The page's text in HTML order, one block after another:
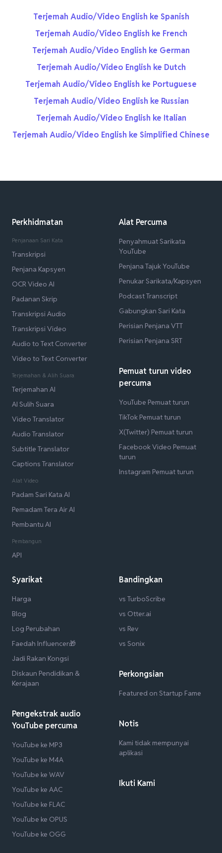
Terjemah Audio/Video English ke Spanish
Terjemah Audio/Video English ke French
Terjemah Audio/Video English ke German
Terjemah Audio/Video English ke Dutch
Terjemah Audio/Video English ke Portuguese
Terjemah Audio/Video English ke Russian
Terjemah Audio/Video English ke Italian
Terjemah Audio/Video English ke Simplified Chinese
Perkhidmatan
Penjanaan Sari Kata
Transkripsi
Penjana Kapsyen
OCR Video AI
Padanan Skrip
Transkripsi Audio
Transkripsi Video
Audio to Text Converter
Video to Text Converter
Terjemahan & Alih Suara
Terjemahan AI
AI Sulih Suara
Video Translator
Audio Translator
Subtitle Translator
Captions Translator
Alat Video
Padam Sari Kata AI
Pemadam Tera Air AI
Pembantu AI
Pembangun
API
Alat Percuma
Penyahmuat Sarikata
YouTube
Penjana Tajuk YouTube
Penukar Sarikata/Kapsyen
Podcast Transcript
Gabungkan Sari Kata
Perisian Penjana VTT
Perisian Penjana SRT
Pemuat turun video
percuma
YouTube Pemuat turun
TikTok Pemuat turun
X(Twitter) Pemuat turun
Facebook Video Pemuat
turun
Instagram Pemuat turun
Syarikat
Harga
Blog
Log Perubahan
Faedah Influencer🎁
Jadi Rakan Kongsi
Diskaun Pendidikan &
Kerajaan
Pengekstrak audio
YouTube percuma
YouTube ke MP3
YouTube ke M4A
YouTube ke WAV
YouTube ke AAC
YouTube ke FLAC
YouTube ke OPUS
YouTube ke OGG
Bandingkan
vs TurboScribe
vs Otter.ai
vs Rev
vs Sonix
Perkongsian
Featured on Startup Fame
Notis
Kami tidak mempunyai
aplikasi
Ikuti Kami